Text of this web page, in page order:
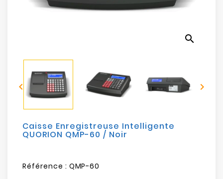
Sécurité
Mobilités
Loisirs
search
 
Caisse Enregistreuse Intelligente
QUORION QMP-60 / Noir
Référence : QMP-60